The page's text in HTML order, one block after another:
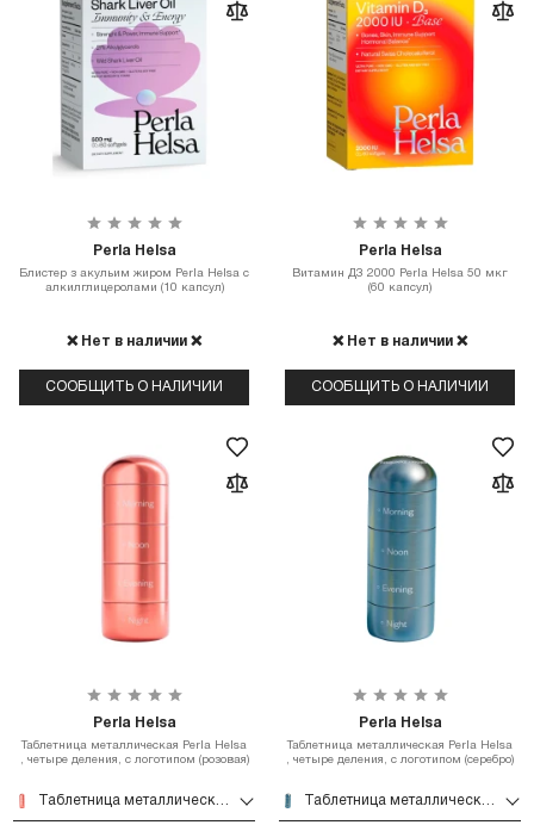
Perla Helsa
Блистер з акульим жиром Perla Helsa с
алкилглицеролами (10 капсул)
❌ Нет в наличии ❌
СООБЩИТЬ О НАЛИЧИИ
Perla Helsa
Витамин Д3 2000 Perla Helsa 50 мкг
(60 капсул)
❌ Нет в наличии ❌
СООБЩИТЬ О НАЛИЧИИ
Perla Helsa
Таблетница металлическая Perla Helsa
, четыре деления, с логотипом (розовая)
Таблетница металлическая Perla Helsa , четыре деления, с логотипом (розовая)
Perla Helsa
Таблетница металлическая Perla Helsa
, четыре деления, с логотипом (серебро)
Таблетница металлическая Perla Helsa , четыре деления, с логотипом (серебро)